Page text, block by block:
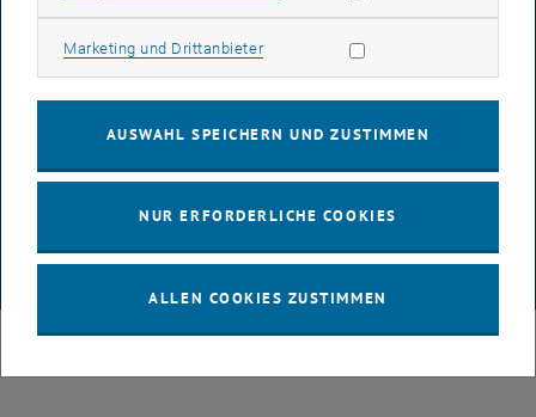
BARRIEREFREIHEITSERKLÄRUNG
DATENSCHUTZERKLÄRUNG (PDF)
COOKIEEINSTELLUNGEN
Marketing und DrittanbieterMarketing Cookies zulassen
AUSWAHL SPEICHERN UND ZUSTIMMEN
NUR ERFORDERLICHE COOKIES
ALLEN COOKIES ZUSTIMMEN